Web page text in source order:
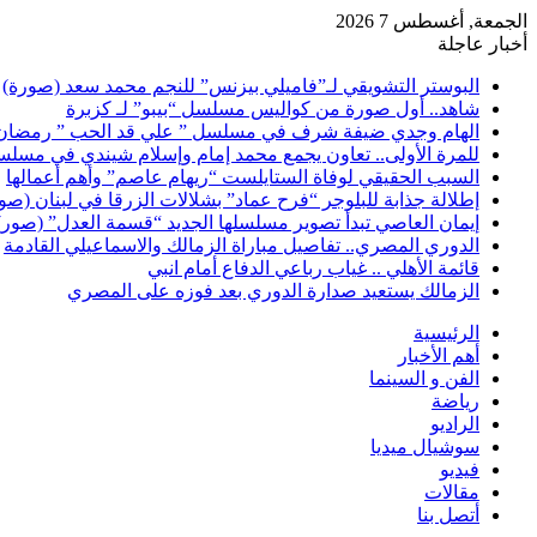
الجمعة, أغسطس 7 2026
أخبار عاجلة
البوستر التشويقي لـ”فاميلي بيزنس” للنجم محمد سعد (صورة)
شاهد.. أول صورة من كواليس مسلسل “بيبو” لـ كزبرة
الهام وجدي ضيفة شرف في مسلسل ” علي قد الحب ” رمضان
للمرة الأولى.. تعاون يجمع محمد إمام وإسلام شيندي في
السبب الحقيقي لوفاة الستايلست “ريهام عاصم” وأهم أعمالها
إطلالة جذابة للبلوجر “فرح عماد” بشلالات الزرقا في لبنان
إيمان العاصي تبدأ تصوير مسلسلها الجديد “قسمة العدل”
الدوري المصري.. تفاصيل مباراة الزمالك والاسماعيلي القادمة
قائمة الأهلي .. غياب رباعي الدفاع أمام انبي
الزمالك يستعيد صدارة الدوري بعد فوزه على المصري
الرئيسية
أهم الأخبار
الفن و السينما
رياضة
الراديو
سوشيال ميديا
فيديو
مقالات
أتصل بنا